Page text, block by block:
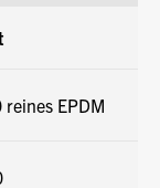
reines EPDM